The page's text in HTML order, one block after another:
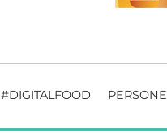
#DIGITALFOOD PERSONE